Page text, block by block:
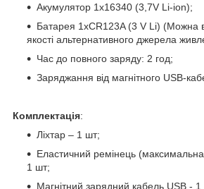
Акумулятор 1х16340 (3,7V Li-іon);
Батарея 1xCR123A (3 V Li) (Можна
якості альтернативного джерела
Час до повного заряду: 2 год;
Заряджання від магнітного USB-
Комплектація:
Ліхтар – 1 шт;
Еластичний ремінець
1 шт;
Магнітний зарядний кабель USB - 1